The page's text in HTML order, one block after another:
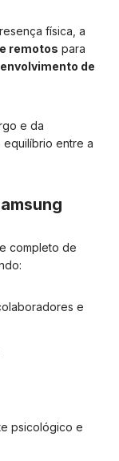
física, a
remotos para
de
e da
entre a
completo de
e
psicológico e